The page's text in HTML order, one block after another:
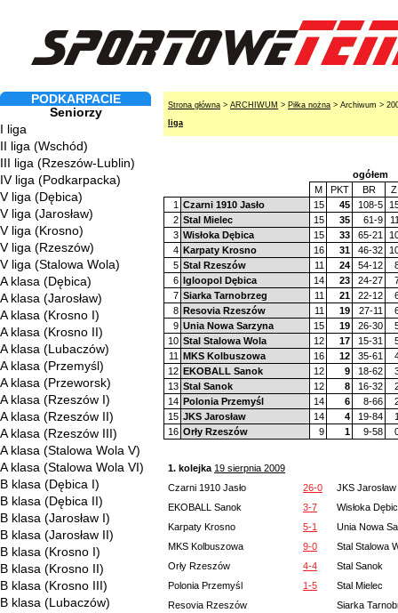
PODKARPACIE
Seniorzy
I liga
II liga (Wschód)
III liga (Rzeszów-Lublin)
IV liga (Podkarpacka)
V liga (Dębica)
V liga (Jarosław)
V liga (Krosno)
V liga (Rzeszów)
V liga (Stalowa Wola)
A klasa (Dębica)
A klasa (Jarosław)
A klasa (Krosno I)
A klasa (Krosno II)
A klasa (Lubaczów)
A klasa (Przemyśl)
A klasa (Przeworsk)
A klasa (Rzeszów I)
A klasa (Rzeszów II)
A klasa (Rzeszów III)
A klasa (Stalowa Wola V)
A klasa (Stalowa Wola VI)
B klasa (Dębica I)
B klasa (Dębica II)
B klasa (Jarosław I)
B klasa (Jarosław II)
B klasa (Krosno I)
B klasa (Krosno II)
B klasa (Krosno III)
B klasa (Lubaczów)
Strona główna > ARCHIWUM > Piłka nożna > Archiwum >
liga
ogółem
M
PKT BR
Z
1 Czarni 1910 Jasło 15 45 108-5
2 Stal Mielec 15 35 61-9
3 Wisłoka Dębica 15 33 65-21
4 Karpaty Krosno 16 31 46-32
5 Stal Rzeszów 11 24 54-12
6 Igloopol Dębica 14 23 24-27
7 Siarka Tarnobrzeg 11 21 22-12
8 Resovia Rzeszów 11 19 27-11
9 Unia Nowa Sarzyna 15 19 26-30
10 Stal Stalowa Wola 12 17 15-31
11 MKS Kolbuszowa 16 12 35-61
12 EKOBALL Sanok 12 9 18-62
13 Stal Sanok 12 8 16-32
14 Polonia Przemyśl 14 6 8-66
15 JKS Jarosław 14 4 19-84
16 Orły Rzeszów 9 1 9-58
1. kolejka 19 sierpnia 2009
Czarni 1910 Jasło
26-0
JKS Jarosław
EKOBALL Sanok
3-7
Wisłoka
Karpaty Krosno
5-1
Unia Nowa
MKS Kolbuszowa
9-0
Stal Stalowa
Orły Rzeszów
4-4
Stal Sanok
Polonia Przemyśl
1-5
Stal Mielec
Resovia Rzeszów
Siarka